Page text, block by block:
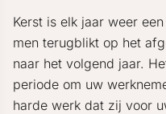
Kerst is elk jaar weer
men terugblikt op het
naar het volgend jaar.
periode om uw
harde werk dat zij voor